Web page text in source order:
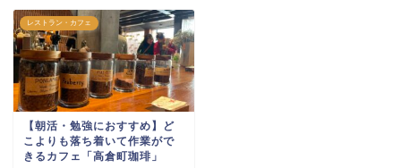
レストラン・カフェ
【朝活・勉強におすすめ】ど
こよりも落ち着いて作業がで
きるカフェ「高倉町珈琲」